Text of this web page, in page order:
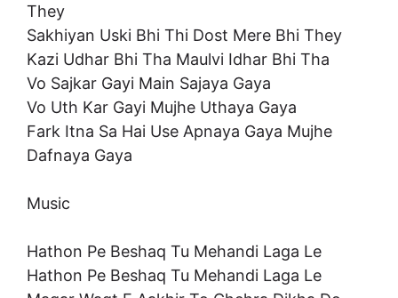
They
Sakhiyan Uski Bhi Thi Dost Mere Bhi They
Kazi Udhar Bhi Tha Maulvi Idhar Bhi Tha
Vo Sajkar Gayi Main Sajaya Gaya
Vo Uth Kar Gayi Mujhe Uthaya Gaya
Fark Itna Sa Hai Use Apnaya Gaya Mujhe
Dafnaya Gaya
Music
Hathon Pe Beshaq Tu Mehandi Laga Le
Hathon Pe Beshaq Tu Mehandi Laga Le